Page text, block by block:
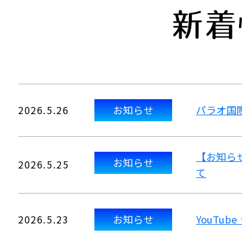
新
2026.5.26 お知らせ パラオ国
2026.5.25 お知らせ
【お知
て
2026.5.23 お知らせ YouTube